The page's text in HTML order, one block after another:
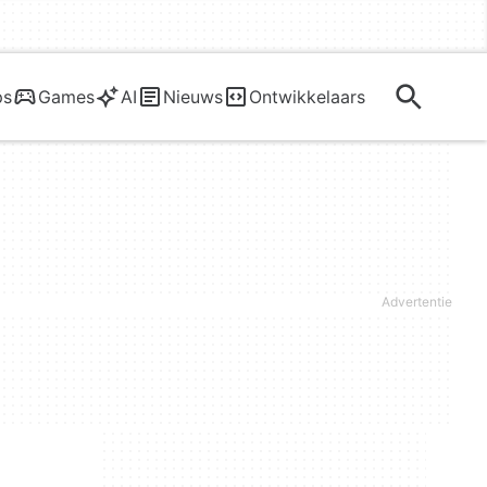
Games AI Nieuws Ontwikkelaars